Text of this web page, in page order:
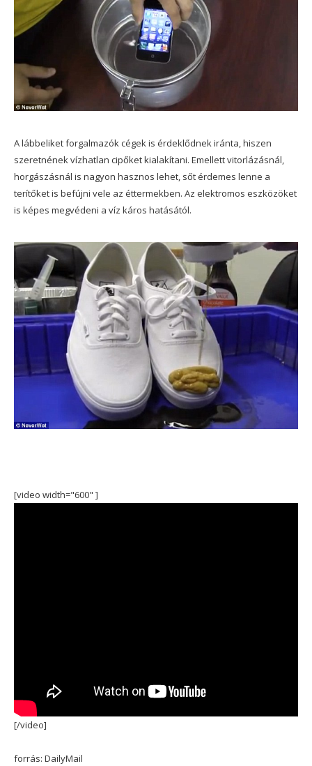
A lábbeliket forgalmazók cégek is érdeklődnek iránta, hiszen
szeretnének vízhatlan cipőket kialakítani. Emellett vitorlázásnál,
horgászásnál is nagyon hasznos lehet, sőt érdemes lenne a
terítőket is befújni vele az éttermekben. Az elektromos eszközöket
is képes megvédeni a víz káros hatásától.
[video width="600" ]
[/video]
forrás: DailyMail